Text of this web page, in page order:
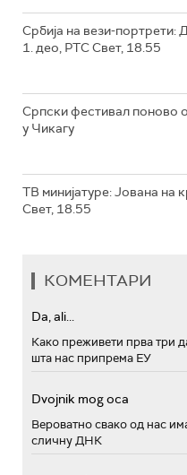
Србија на вези-портрети:
1. део, РТС Свет, 18.55
Српски фестивал поново
у Чикагу
ТВ минијатуре: Јована на
Свет, 18.55
КОМЕНТАРИ
Da, ali...
Како преживети прва три
шта нас припрема ЕУ
Dvojnik mog oca
Вероватно свако од нас
сличну ДНК